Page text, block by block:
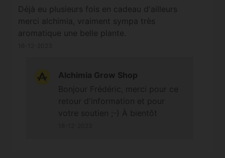
Déjà eu plusieurs fois en cadeau d'ailleurs
merci alchimia, vraiment sympa très
aromatique une belle plante.
Alchimia Grow Shop